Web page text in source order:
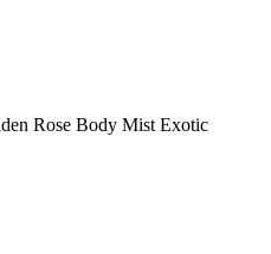
Rose Body Mist Exotic